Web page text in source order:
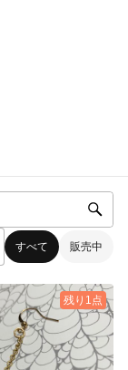
すべて 販売中
残り1点